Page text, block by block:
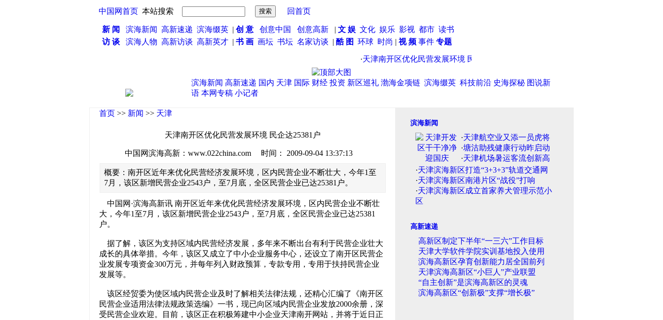
中国网首页 本站搜索 回首页
新 闻 滨海新闻 高新速递 滨海缀英 | 创 意 创意中国 创意高新 | 文 娱 文化 娱乐 影视 都市 读书
访 谈
滨海人物 高新访谈 高新英才 | 书 画 画坛 书坛 名家访谈 | 酷 图 环球 时尚 | 视 频 事件 专题
天津南开区优化民营发展环境 民企达25381户
滨海新闻 高新速递 国内 天津 国际 财经 投资 新区巡礼 渤海金项链 滨海缀英 科技前沿 史海探秘 图说新
语 本网专稿 小记者
首页 >> 新闻 >> 天津
天津南开区优化民营发展环境 民企达25381户
中国网滨海高新：www.022china.com 时间： 2009-09-04 13:37:13
概要：南开区近年来优化民营经济发展环境，区内民营企业不断壮大，今年1至
7月，该区新增民营企业2543户，至7月底，全区民营企业已达25381户。
中国网·滨海高新讯 南开区近年来优化民营经济发展环境，区内民营企业不断壮
大，今年1至7月，该区新增民营企业2543户，至7月底，全区民营企业已达25381
户。
据了解，该区为支持区域内民营经济发展，多年来不断出台有利于民营企业壮大
成长的具体举措。今年，该区又成立了中小企业服务中心，还设立了南开区民营企
业发展专项资金300万元，并每年列入财政预算，专款专用，专用于扶持民营企业
发展等。
该区经贸委为使区域内民营企业及时了解相关法律法规，还精心汇编了《南开区
民营企业适用法律法规政策选编》一书，现已向区域内民营企业发放2000余册，深
受民营企业欢迎。目前，该区正在积极筹建中小企业天津南开网站，并将于近日正
滨海新闻
·天津航空业又添一员虎将
·塘沽助残健康行动昨启动
·天津机场暑运客流创新高
·天津滨海新区打造“3+3+3”轨道交通网
·天津滨海新区南港片区“战役”打响
·天津滨海新区成立首家养犬管理示范小
区
高新速递
高新区制定下半年“一三六”工作目标
天津大学软件学院实训基地投入使用
滨海高新区孕育创新能力居全国前列
天津滨海高新区“小巨人”产业联盟
“自主创新”是滨海高新区的灵魂
滨海高新区“创新极”支撑“增长极”